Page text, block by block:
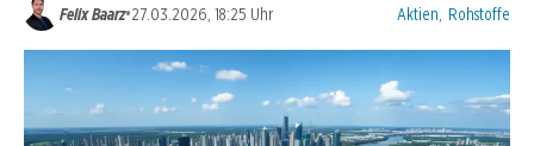
Felix Baarz•27.03.2026, 18:25 Uhr Kategorien:
Aktien Rohstoffe